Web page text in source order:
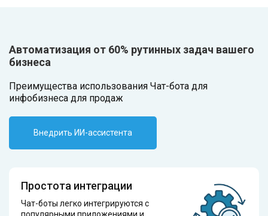
Автоматизация от 60% рутинных задач вашего
бизнеса
Преимущества использования Чат-бота для
инфобизнеса для продаж
Внедрить ИИ-ассистента
Простота интеграции
Чат-боты легко интегрируются с